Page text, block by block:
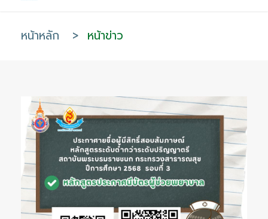
หน้าหลัก > หน้าข่าว